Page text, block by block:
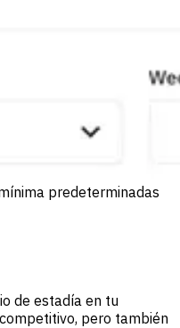
predeterminadas
de estadía en tu
pero también